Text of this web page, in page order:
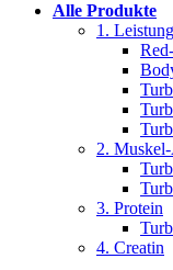
Alle Produkte
1.
2.
3. Protein
4. Creatin